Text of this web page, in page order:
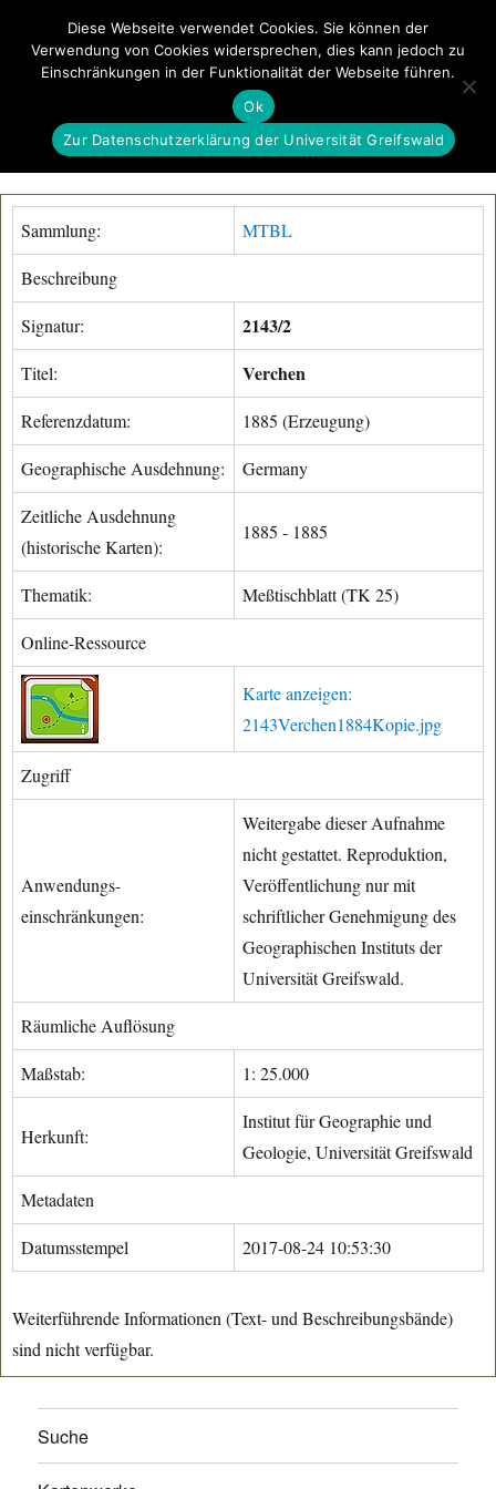
GeoGREIF MENÜ
Sammlung: MTBL
Beschreibung
Signatur: 2143/2
Titel: Verchen
Referenzdatum: 1885 (Erzeugung)
Geographische Ausdehnung: Germany
Zeitliche Ausdehnung
(historische Karten):
1885 - 1885
Thematik: Meßtischblatt (TK 25)
Online-Ressource
Karte anzeigen:
2143Verchen1884Kopie.jpg
Zugriff
Anwendungs-
einschränkungen:
Weitergabe dieser Aufnahme
nicht gestattet. Reproduktion,
Veröffentlichung nur mit
schriftlicher Genehmigung des
Geographischen Instituts der
Universität Greifswald.
Räumliche Auflösung
Maßstab: 1: 25.000
Herkunft:
Institut für Geographie und
Geologie, Universität Greifswald
Metadaten
Datumsstempel 2017-08-24 10:53:30
Weiterführende Informationen (Text- und Beschreibungsbände)
sind nicht verfügbar.
Suche
Diese Webseite verwendet Cookies. Sie können der
Verwendung von Cookies widersprechen, dies kann jedoch zu
Einschränkungen in der Funktionalität der Webseite führen.
Ok
Zur Datenschutzerklärung der Universität Greifswald